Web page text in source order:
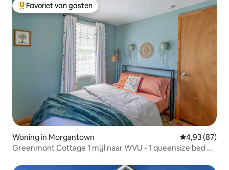
Topfavoriet van gasten
Favoriet van gasten
Woning in Morgantown Gemiddelde
4,93 (87)
Greenmont Cottage 1 mijl naar WVU - 1 queensize bed + 1